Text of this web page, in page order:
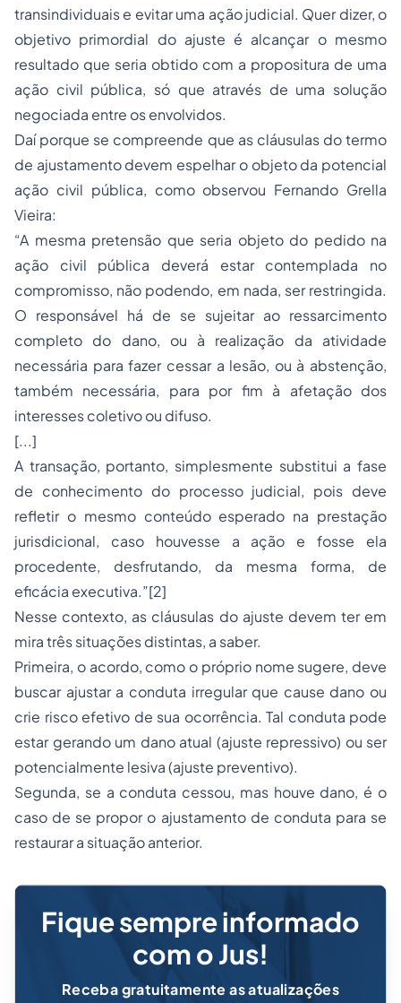
transindividuais e evitar uma ação judicial. Quer dizer, o
objetivo primordial do ajuste é alcançar o mesmo
resultado que seria obtido com a propositura de uma
ação civil pública, só que através de uma solução
negociada entre os envolvidos.
Daí porque se compreende que as cláusulas do termo
de ajustamento devem espelhar o objeto da potencial
ação civil pública, como observou Fernando Grella
Vieira:
“A mesma pretensão que seria objeto do pedido na
ação civil pública deverá estar contemplada no
compromisso, não podendo, em nada, ser restringida.
O responsável há de se sujeitar ao ressarcimento
completo do dano, ou à realização da atividade
necessária para fazer cessar a lesão, ou à abstenção,
também necessária, para por fim à afetação dos
interesses coletivo ou difuso.
[...]
A transação, portanto, simplesmente substitui a fase
de conhecimento do processo judicial, pois deve
refletir o mesmo conteúdo esperado na prestação
jurisdicional, caso houvesse a ação e fosse ela
procedente, desfrutando, da mesma forma, de
eficácia executiva.”[2]
Nesse contexto, as cláusulas do ajuste devem ter em
mira três situações distintas, a saber.
Primeira, o acordo, como o próprio nome sugere, deve
buscar ajustar a conduta irregular que cause dano ou
crie risco efetivo de sua ocorrência. Tal conduta pode
estar gerando um dano atual (ajuste repressivo) ou ser
potencialmente lesiva (ajuste preventivo).
Segunda, se a conduta cessou, mas houve dano, é o
caso de se propor o ajustamento de conduta para se
restaurar a situação anterior.
Fique sempre informado
com o Jus!
Receba gratuitamente as atualizações